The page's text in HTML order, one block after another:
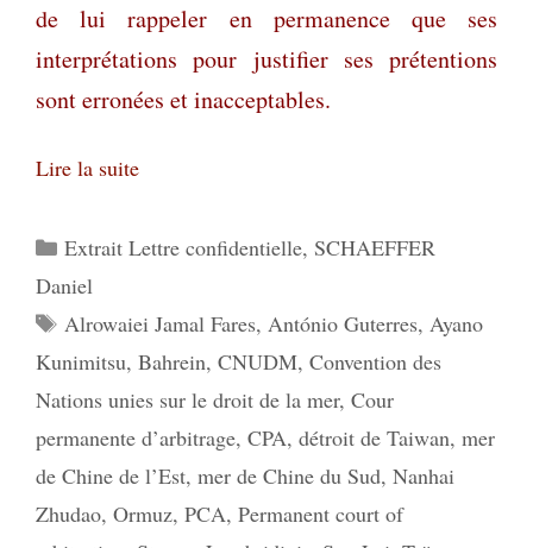
de lui rappeler en permanence que ses
interprétations pour justifier ses prétentions
sont erronées et inacceptables.
Lire la suite
Catégories
Extrait Lettre confidentielle, SCHAEFFER
Daniel
Étiquettes
Alrowaiei Jamal Fares, António Guterres, Ayano
Kunimitsu, Bahrein, CNUDM, Convention des
Nations unies sur le droit de la mer, Cour
permanente d’arbitrage, CPA, détroit de Taiwan, mer
de Chine de l’Est, mer de Chine du Sud, Nanhai
Zhudao, Ormuz, PCA, Permanent court of